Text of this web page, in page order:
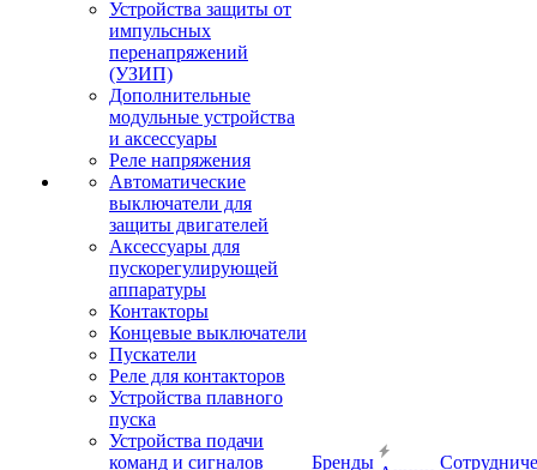
Устройства защиты от
импульсных
перенапряжений
(УЗИП)
Дополнительные
модульные устройства
и аксессуары
Реле напряжения
Автоматические
выключатели для
защиты двигателей
Аксессуары для
пускорегулирующей
аппаратуры
Контакторы
Концевые выключатели
Пускатели
Реле для контакторов
Устройства плавного
пуска
Устройства подачи
команд и сигналов
Бренды